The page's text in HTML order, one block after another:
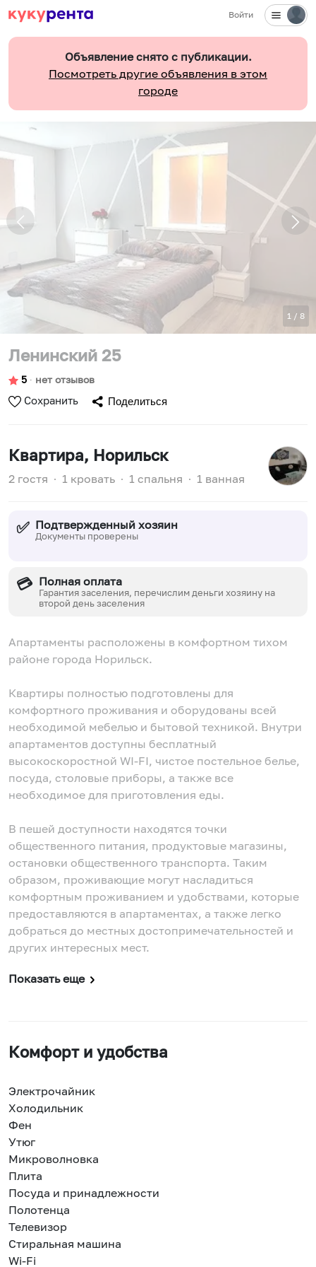
Войти
Объявление снято с публикации.
Посмотреть другие объявления в этом
городе
1 / 8
Ленинский 25
5 ∙ нет отзывов
Сохранить Поделиться
Квартира, Норильск
2 гостя ∙ 1 кровать ∙ 1 спальня ∙ 1 ванная
✅ Подтвержденный хозяин
Документы проверены
💳 Полная оплата
Гарантия заселения, перечислим деньги хозяину на
второй день заселения
Апартаменты расположены в комфортном тихом
районе города Норильск.
Квартиры полностью подготовлены для
комфортного проживания и оборудованы всей
необходимой мебелью и бытовой техникой. Внутри
апартаментов доступны бесплатный
высокоскоростной WI-FI, чистое постельное белье,
посуда, столовые приборы, а также все
необходимое для приготовления еды.
В пешей доступности находятся точки
общественного питания, продуктовые магазины,
остановки общественного транспорта. Таким
образом, проживающие могут насладиться
комфортным проживанием и удобствами, которые
предоставляются в апартаментах, а также легко
добраться до местных достопримечательностей и
других интересных мест.
Показать еще
Комфорт и удобства
Электрочайник
Холодильник
Фен
Утюг
Микроволновка
Плита
Посуда и принадлежности
Полотенца
Телевизор
Стиральная машина
Wi-Fi